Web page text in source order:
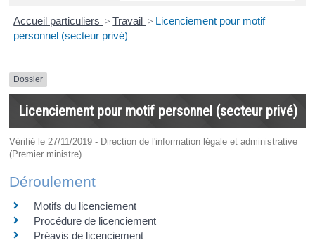
Accueil particuliers > Travail > Licenciement pour motif
personnel (secteur privé)
Dossier
Licenciement pour motif personnel (secteur privé)
Vérifié le 27/11/2019 - Direction de l'information légale et administrative
(Premier ministre)
Déroulement
Motifs du licenciement
Procédure de licenciement
Préavis de licenciement